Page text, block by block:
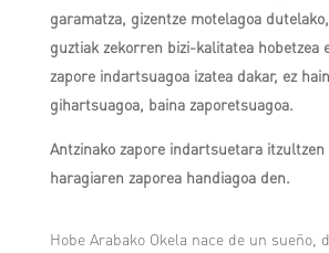
garamatza, gizentze motelagoa
guztiak zekorren bizi-kalitatea hobetzea
zapore indartsuagoa izatea dakar, ez
gihartsuagoa, baina zaporetsuagoa.
Antzinako zapore indartsuetara
haragiaren zaporea handiagoa den.
Hobe Arabako Okela nace de un sueño,